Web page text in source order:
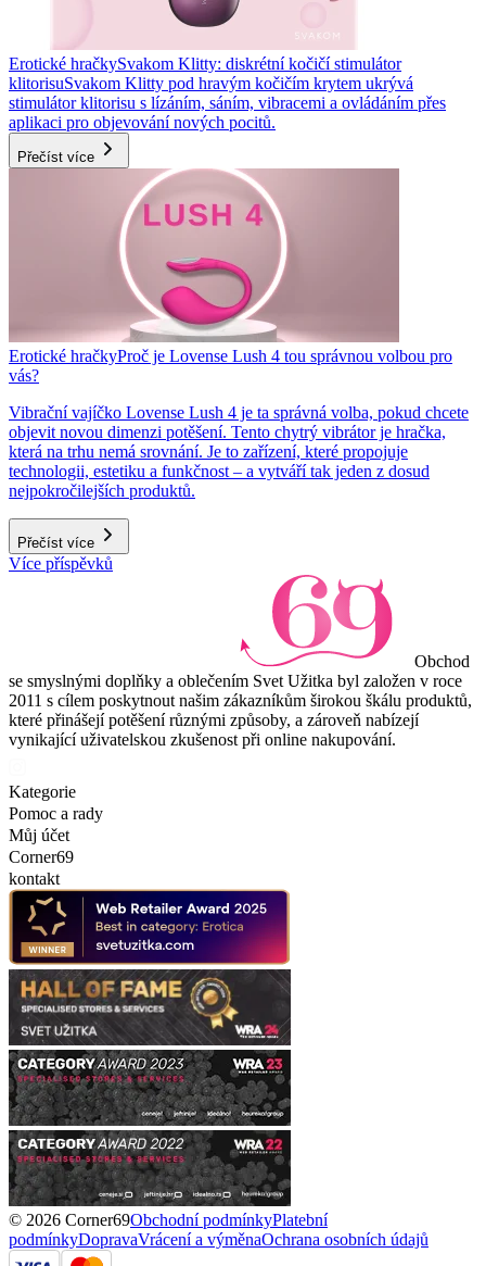
Erotické hračkySvakom Klitty: diskrétní kočičí stimulátor
klitorisuSvakom Klitty pod hravým kočičím krytem ukrývá
stimulátor klitorisu s lízáním, sáním, vibracemi a ovládáním přes
aplikaci pro objevování nových pocitů.
Přečíst více
Erotické hračkyProč je Lovense Lush 4 tou správnou volbou pro
vás?
Vibrační vajíčko Lovense Lush 4 je ta správná volba, pokud chcete
objevit novou dimenzi potěšení. Tento chytrý vibrátor je hračka,
která na trhu nemá srovnání. Je to zařízení, které propojuje
technologii, estetiku a funkčnost – a vytváří tak jeden z dosud
nejpokročilejších produktů.
Přečíst více
Více příspěvků
Obchod
se smyslnými doplňky a oblečením Svet Užitka byl založen v roce
2011 s cílem poskytnout našim zákazníkům širokou škálu produktů,
které přinášejí potěšení různými způsoby, a zároveň nabízejí
vynikající uživatelskou zkušenost při online nakupování.
Kategorie
Pomoc a rady
Můj účet
Corner69
kontakt
© 2026 Corner69Obchodní podmínkyPlatební
podmínkyDopravaVrácení a výměnaOchrana osobních údajů